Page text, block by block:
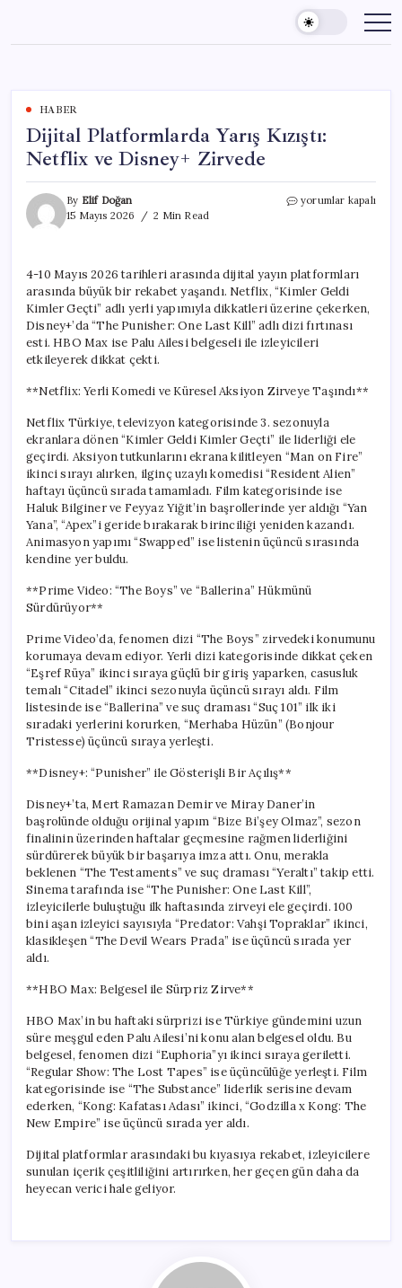
content
HABER
Dijital Platformlarda Yarış Kızıştı:
Netflix ve Disney+ Zirvede
By Elif Doğan
15 Mayıs 2026
2 Min Read
Dijital
ve
Disney+
Zirvede
için
yorumlar kapalı
4-10 Mayıs 2026 tarihleri arasında dijital yayın platformları
arasında büyük bir rekabet yaşandı. Netflix, “Kimler Geldi
Kimler Geçti” adlı yerli yapımıyla dikkatleri üzerine çekerken,
Disney+’da “The Punisher: One Last Kill” adlı dizi fırtınası
esti. HBO Max ise Palu Ailesi belgeseli ile izleyicileri
etkileyerek dikkat çekti.
**Netflix: Yerli Komedi ve Küresel Aksiyon Zirveye Taşındı**
Netflix Türkiye, televizyon kategorisinde 3. sezonuyla
ekranlara dönen “Kimler Geldi Kimler Geçti” ile liderliği ele
geçirdi. Aksiyon tutkunlarını ekrana kilitleyen “Man on Fire”
ikinci sırayı alırken, ilginç uzaylı komedisi “Resident Alien”
haftayı üçüncü sırada tamamladı. Film kategorisinde ise
Haluk Bilginer ve Feyyaz Yiğit’in başrollerinde yer aldığı “Yan
Yana”, “Apex”i geride bırakarak birinciliği yeniden kazandı.
Animasyon yapımı “Swapped” ise listenin üçüncü sırasında
kendine yer buldu.
**Prime Video: “The Boys” ve “Ballerina” Hükmünü
Sürdürüyor**
Prime Video’da, fenomen dizi “The Boys” zirvedeki konumunu
korumaya devam ediyor. Yerli dizi kategorisinde dikkat çeken
“Eşref Rüya” ikinci sıraya güçlü bir giriş yaparken, casusluk
temalı “Citadel” ikinci sezonuyla üçüncü sırayı aldı. Film
listesinde ise “Ballerina” ve suç draması “Suç 101” ilk iki
sıradaki yerlerini korurken, “Merhaba Hüzün” (Bonjour
Tristesse) üçüncü sıraya yerleşti.
**Disney+: “Punisher” ile Gösterişli Bir Açılış**
Disney+’ta, Mert Ramazan Demir ve Miray Daner’in
başrolünde olduğu orijinal yapım “Bize Bi’şey Olmaz”, sezon
finalinin üzerinden haftalar geçmesine rağmen liderliğini
sürdürerek büyük bir başarıya imza attı. Onu, merakla
beklenen “The Testaments” ve suç draması “Yeraltı” takip etti.
Sinema tarafında ise “The Punisher: One Last Kill”,
izleyicilerle buluştuğu ilk haftasında zirveyi ele geçirdi. 100
bini aşan izleyici sayısıyla “Predator: Vahşi Topraklar” ikinci,
klasikleşen “The Devil Wears Prada” ise üçüncü sırada yer
aldı.
**HBO Max: Belgesel ile Sürpriz Zirve**
HBO Max’in bu haftaki sürprizi ise Türkiye gündemini uzun
süre meşgul eden Palu Ailesi’ni konu alan belgesel oldu. Bu
belgesel, fenomen dizi “Euphoria”yı ikinci sıraya geriletti.
“Regular Show: The Lost Tapes” ise üçüncülüğe yerleşti. Film
kategorisinde ise “The Substance” liderlik serisine devam
ederken, “Kong: Kafatası Adası” ikinci, “Godzilla x Kong: The
New Empire” ise üçüncü sırada yer aldı.
Dijital platformlar arasındaki bu kıyasıya rekabet, izleyicilere
sunulan içerik çeşitliliğini artırırken, her geçen gün daha da
heyecan verici hale geliyor.